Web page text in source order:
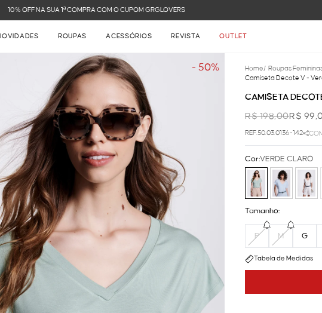
FRETE GRÁTIS NAS COMPRAS ACIMA DE R$ 899
ROUPAS ACESSÓRIOS REVISTA OUTLET
- 50% Home/ Roupas
Camiseta Decote V -
CAMISETA
R$ 198,00R$
REF.50.03.0136-142
Cor:VERDE CLARO
Tamanho:
P M G
Tabela de Medidas